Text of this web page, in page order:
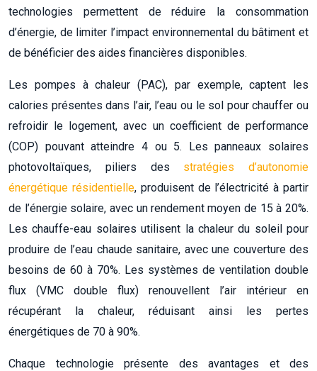
technologies permettent de réduire la consommation
d’énergie, de limiter l’impact environnemental du bâtiment et
de bénéficier des aides financières disponibles.
Les pompes à chaleur (PAC), par exemple, captent les
calories présentes dans l’air, l’eau ou le sol pour chauffer ou
refroidir le logement, avec un coefficient de performance
(COP) pouvant atteindre 4 ou 5. Les panneaux solaires
photovoltaïques, piliers des stratégies d’autonomie
énergétique résidentielle, produisent de l’électricité à partir
de l’énergie solaire, avec un rendement moyen de 15 à 20%.
Les chauffe-eau solaires utilisent la chaleur du soleil pour
produire de l’eau chaude sanitaire, avec une couverture des
besoins de 60 à 70%. Les systèmes de ventilation double
flux (VMC double flux) renouvellent l’air intérieur en
récupérant la chaleur, réduisant ainsi les pertes
énergétiques de 70 à 90%.
Chaque technologie présente des avantages et des